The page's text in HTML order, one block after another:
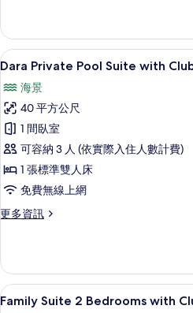
所
有
相
片
Suite
with
Club
Sea
View
的
詳
情
顯
Dara
Private
Pool
Suite
with
Club
Benefits
Sea
的
所
有
8
Dara Private Pool Suite with
海景
40 平方公尺
1 間臥室
可容納 3 人 (依實際入住人數計費)
1 張標準雙人床
免費無線上網
更多資訊
更
Pool
Suite
with
顯 5
Family Suite 2 Bedrooms with